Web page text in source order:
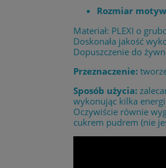
Rozmiar
Materiał: PLEXI o
Doskonała jakość
Dopuszczenie do
Przeznaczenie:
Sposób użycia:
wykonując kilka
Oczywiście równie
cukrem pudrem (nie